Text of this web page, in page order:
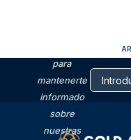
para
mantenerte
informado
sobre
nuestras